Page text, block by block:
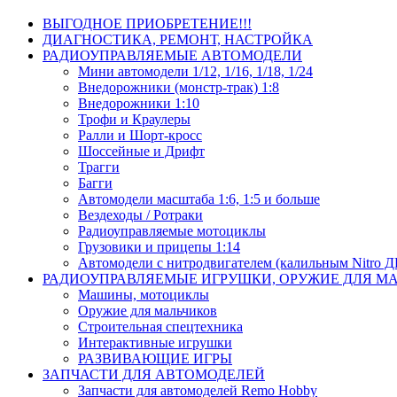
ВЫГОДНОЕ ПРИОБРЕТЕНИЕ!!!
ДИАГНОСТИКА, РЕМОНТ, НАСТРОЙКА
РАДИОУПРАВЛЯЕМЫЕ АВТОМОДЕЛИ
Мини автомодели 1/12, 1/16, 1/18, 1/24
Внедорожники (монстр-трак) 1:8
Внедорожники 1:10
Трофи и Краулеры
Ралли и Шорт-кросс
Шоссейные и Дрифт
Трагги
Багги
Автомодели масштаба 1:6, 1:5 и больше
Вездеходы / Ротраки
Радиоуправляемые мотоциклы
Грузовики и прицепы 1:14
Автомодели с нитродвигателем (калильным Nitro
РАДИОУПРАВЛЯЕМЫЕ ИГРУШКИ, ОРУЖИЕ ДЛЯ
Машины, мотоциклы
Оружие для мальчиков
Строительная спецтехника
Интерактивные игрушки
РАЗВИВАЮЩИЕ ИГРЫ
ЗАПЧАСТИ ДЛЯ АВТОМОДЕЛЕЙ
Запчасти для автомоделей Remo Hobby